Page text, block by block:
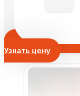
Узнать цену